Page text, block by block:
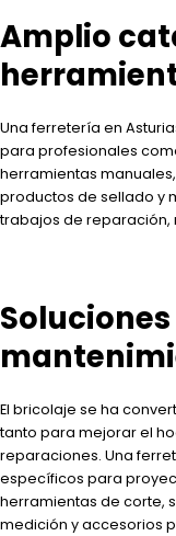
Amplio
Una ferretería en
para profesionales
herramientas
productos de sellado y
trabajos de reparación,
El bricolaje se ha
tanto para mejorar el
reparaciones. Una
específicos para
herramientas de corte,
medición y accesorios